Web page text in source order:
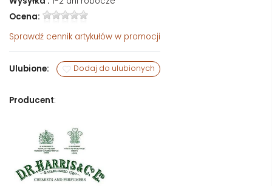
Ocena:
Sprawdź cennik artykułów w promocji
Ulubione: Dodaj do ulubionych
Producent: